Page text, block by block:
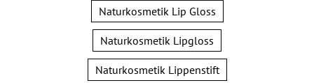
Naturkosmetik Lip Gloss
Naturkosmetik Lipgloss
Naturkosmetik Lippenstift